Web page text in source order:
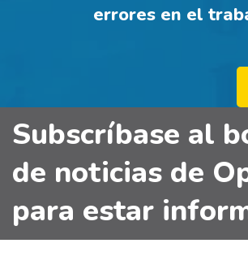
errores en el
Subscríbase al
de noticias de
para estar